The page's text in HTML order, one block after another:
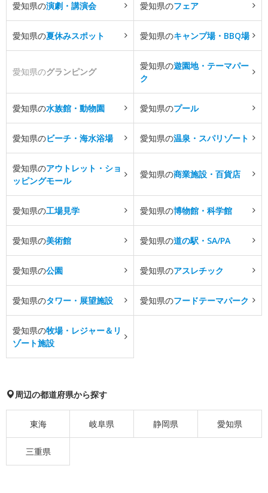
愛知県の演劇・講演会 愛知県のフェア
愛知県の夏休みスポット 愛知県のキャンプ場・BBQ場
愛知県のグランピング
愛知県の遊園地・テーマパー
ク
愛知県の水族館・動物園 愛知県のプール
愛知県のビーチ・海水浴場 愛知県の温泉・スパリゾート
愛知県のアウトレット・ショ
ッピングモール
愛知県の商業施設・百貨店
愛知県の工場見学 愛知県の博物館・科学館
愛知県の美術館 愛知県の道の駅・SA/PA
愛知県の公園 愛知県のアスレチック
愛知県のタワー・展望施設 愛知県のフードテーマパーク
愛知県の牧場・レジャー＆リ
ゾート施設
周辺の都道府県から探す
東海 岐阜県 静岡県 愛知県
三重県